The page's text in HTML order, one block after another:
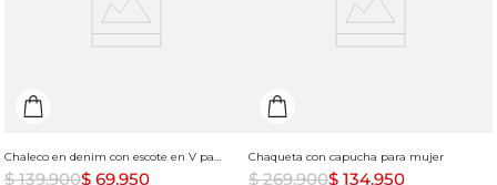
Chaleco en denim con escote en V para mujer
$ 139.900$ 69.950
Chaqueta con capucha para mujer
$ 269.900$ 134.950